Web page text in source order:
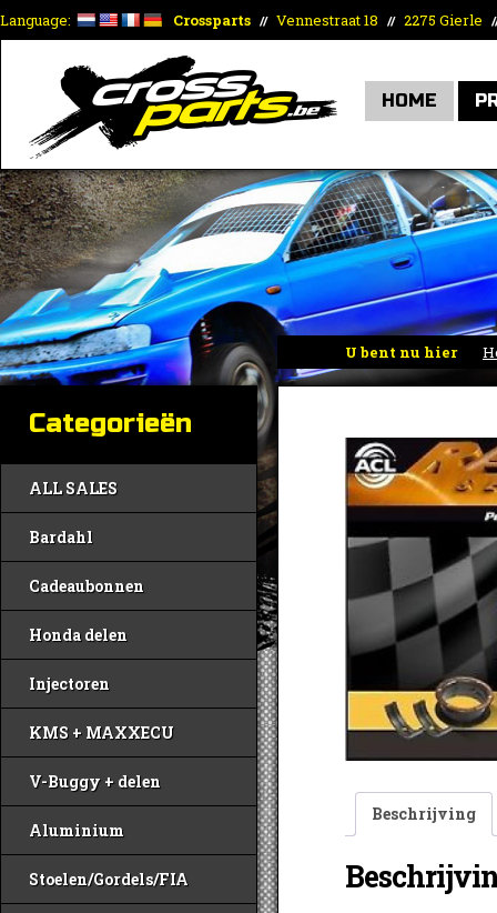
Language: Crossparts // Vennestraat 18 // 2275 Gierle
HOME
U bent nu hier
Categorieën
ALL SALES
Bardahl
Cadeaubonnen
Honda delen
Injectoren
KMS + MAXXECU
V-Buggy + delen
Aluminium
Stoelen/Gordels/FIA
Beschrijving